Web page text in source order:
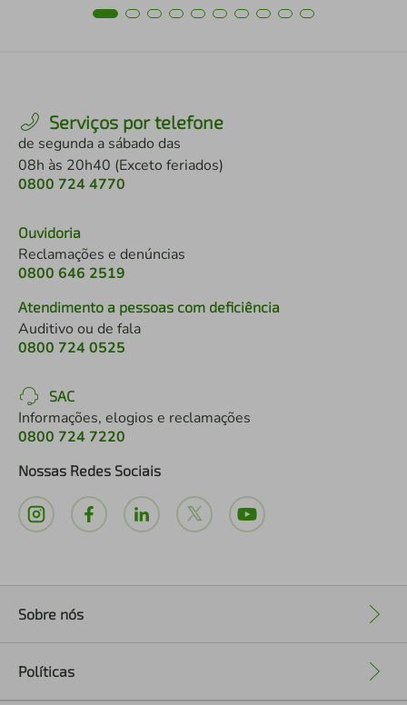
Serviços por telefone
de segunda a sábado das
08h às 20h40 (Exceto feriados)
0800 724 4770
Ouvidoria
Reclamações e denúncias
0800 646 2519
Atendimento a pessoas com deficiência
Auditivo ou de fala
0800 724 0525
SAC
Informações, elogios e reclamações
0800 724 7220
Nossas Redes Sociais
Sobre nós
Políticas